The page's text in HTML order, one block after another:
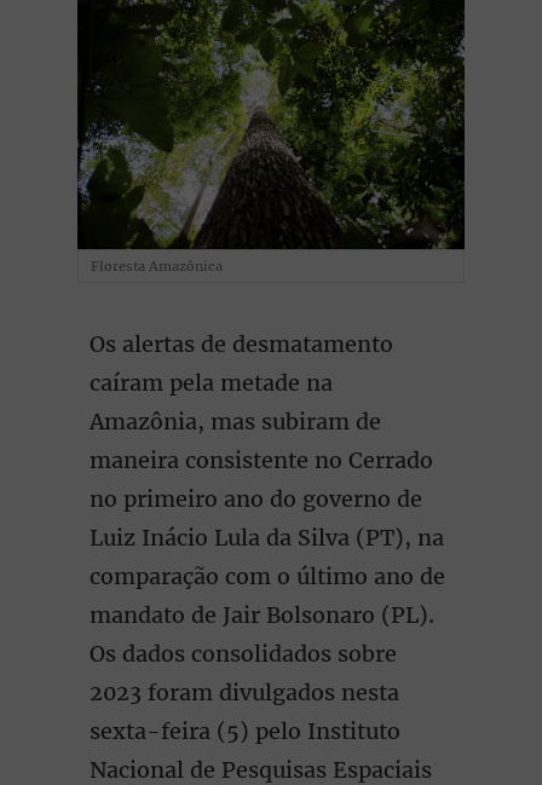
Floresta Amazônica
Os alertas de desmatamento
caíram pela metade na
Amazônia, mas subiram de
maneira consistente no Cerrado
no primeiro ano do governo de
Luiz Inácio Lula da Silva (PT), na
comparação com o último ano de
mandato de Jair Bolsonaro (PL).
Os dados consolidados sobre
2023 foram divulgados nesta
sexta-feira (5) pelo Instituto
Nacional de Pesquisas Espaciais